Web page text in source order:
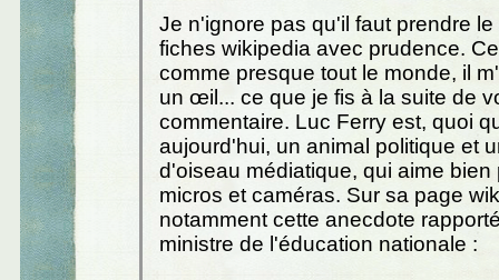
Je n'ignore pas qu'il faut prendre
fiches wikipedia avec prudence.
comme presque tout le monde, il
un œil... ce que je fis à la suite de
commentaire. Luc Ferry est, quoi
aujourd'hui, un animal politique et
d'oiseau médiatique, qui aime bien
micros et caméras. Sur sa page
notamment cette anecdote
ministre de l'éducation nationale :